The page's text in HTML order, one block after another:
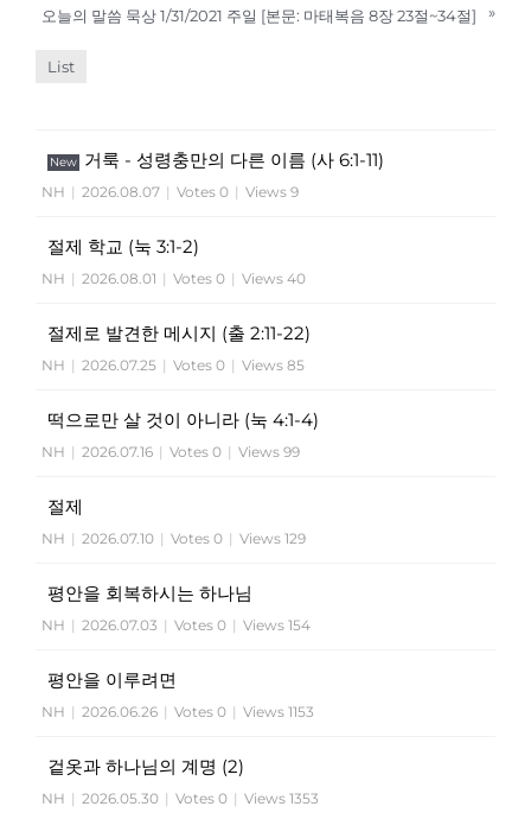
오늘의 말씀 묵상 1/31/2021 주일 [본문: 마태복음 8장 23절~34절] »
List
New 거룩 - 성령충만의 다른 이름 (사 6:1-11)
NH | 2026.08.07 | Votes 0 | Views 9
절제 학교 (눅 3:1-2)
NH | 2026.08.01 | Votes 0 | Views 40
절제로 발견한 메시지 (출 2:11-22)
NH | 2026.07.25 | Votes 0 | Views 85
떡으로만 살 것이 아니라 (눅 4:1-4)
NH | 2026.07.16 | Votes 0 | Views 99
절제
NH | 2026.07.10 | Votes 0 | Views 129
평안을 회복하시는 하나님
NH | 2026.07.03 | Votes 0 | Views 154
평안을 이루려면
NH | 2026.06.26 | Votes 0 | Views 1153
겉옷과 하나님의 계명 (2)
NH | 2026.05.30 | Votes 0 | Views 1353